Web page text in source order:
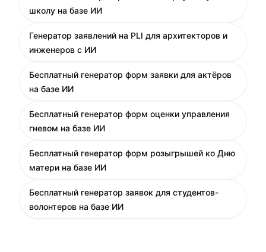
школу на базе ИИ
Генератор заявлений на PLI для архитекторов и
инженеров с ИИ
Бесплатный генератор форм заявки для актёров
на базе ИИ
Бесплатный генератор форм оценки управления
гневом на базе ИИ
Бесплатный генератор форм розыгрышей ко Дню
матери на базе ИИ
Бесплатный генератор заявок для студентов-
волонтеров на базе ИИ